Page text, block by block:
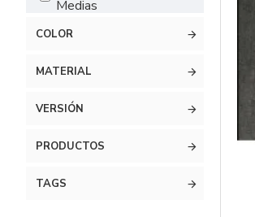
COLOR
MATERIAL
VERSIÓN
PRODUCTOS
Medias
TAGS